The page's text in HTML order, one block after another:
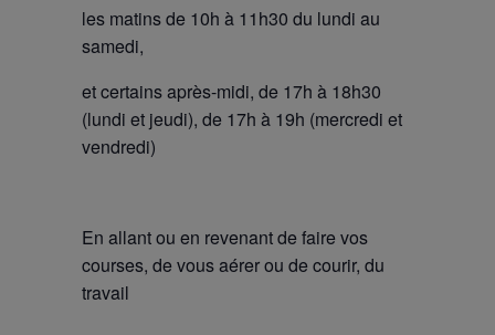
les matins de 10h à 11h30 du lundi au
samedi,
et certains après-midi, de 17h à 18h30
(lundi et jeudi), de 17h à 19h (mercredi et
vendredi)
En allant ou en revenant de faire vos
courses, de vous aérer ou de courir, du
travail